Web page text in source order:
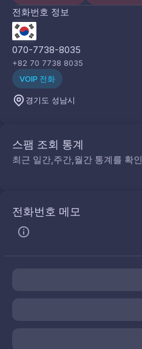
전화번호 정보
070-7738-8035
+82 70 7738 8035
VOIP 전화
경기도 성남시
스팸 조회 통계
최근 일간,주간,월간 통계를 확인
전화번호 메모